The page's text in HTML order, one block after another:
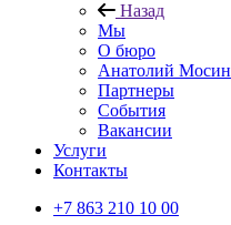
Назад
Мы
О бюро
Анатолий Мосин
Партнеры
События
Вакансии
Услуги
Контакты
+7 863 210 10 00